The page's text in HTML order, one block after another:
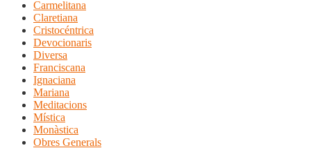
Carmelitana
Claretiana
Cristocéntrica
Devocionaris
Diversa
Franciscana
Ignaciana
Mariana
Meditacions
Mística
Monàstica
Obres Generals